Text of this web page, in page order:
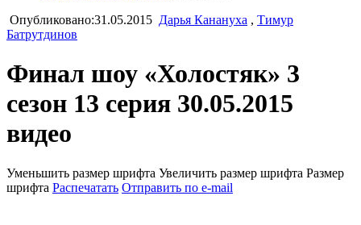
Опубликовано:31.05.2015 Дарья Канануха , Тимур
Батрутдинов
Финал шоу «Холостяк» 3
сезон 13 серия 30.05.2015
видео
Уменьшить размер шрифта Увеличить размер шрифта Размер
шрифта Распечатать Отправить по e-mail